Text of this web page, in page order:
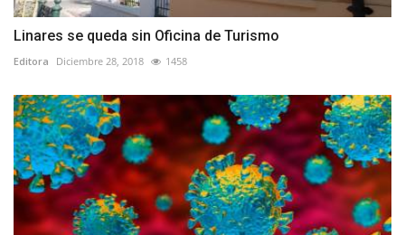
Linares se queda sin Oficina de Turismo
Editora Diciembre 28, 2018 1458